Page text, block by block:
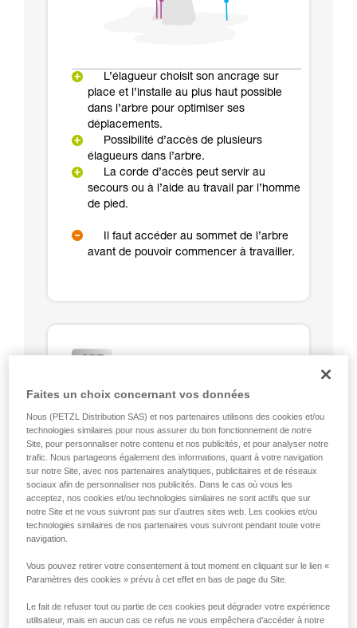
L’élagueur choisit son ancrage sur
place et l’installe au plus haut possible
dans l’arbre pour optimiser ses
déplacements.
Possibilité d’accès de plusieurs
élagueurs dans l’arbre.
La corde d’accès peut servir au
secours ou à l’aide au travail par l’homme
de pied.
Il faut accéder au sommet de l’arbre
avant de pouvoir commencer à travailler.
Faites un choix concernant vos données
Nous (PETZL Distribution SAS) et nos partenaires utilisons des cookies et/ou
technologies similaires pour nous assurer du bon fonctionnement de notre
Site, pour personnaliser notre contenu et nos publicités, et pour analyser notre
trafic. Nous partageons également des informations, quant à votre navigation
sur notre Site, avec nos partenaires analytiques, publicitaires et de réseaux
sociaux afin de personnaliser nos publicités. Dans le cas où vous les
acceptez, nos cookies et/ou technologies similaires ne sont actifs que sur
notre Site et ne vous suivront pas sur d’autres sites web. Les cookies et/ou
technologies similaires de nos partenaires vous suivront pendant toute votre
navigation.
Vous pouvez retirer votre consentement à tout moment en cliquant sur le lien «
Paramètres des cookies » prévu à cet effet en bas de page du Site.
Le fait de refuser tout ou partie de ces cookies peut dégrader votre expérience
utilisateur, mais en aucun cas ce refus ne vous empêchera d’accéder à notre